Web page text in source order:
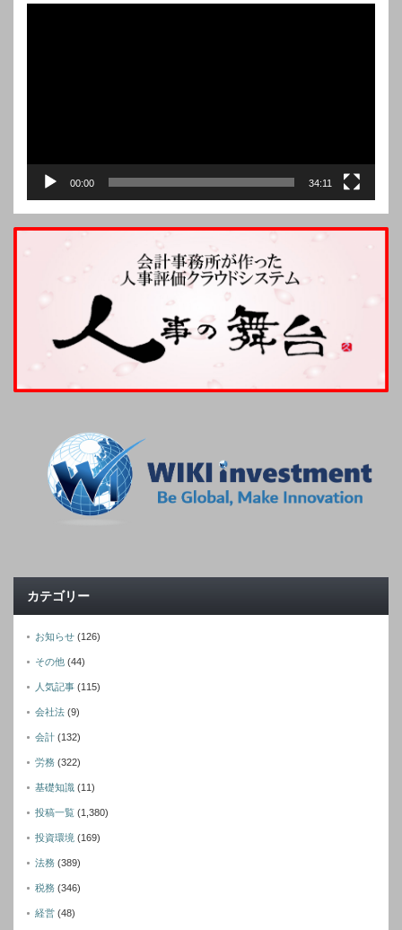
00:00 34:11
カテゴリー
お知らせ (126)
その他 (44)
人気記事 (115)
会社法 (9)
会計 (132)
労務 (322)
基礎知識 (11)
投稿一覧 (1,380)
投資環境 (169)
法務 (389)
税務 (346)
経営 (48)